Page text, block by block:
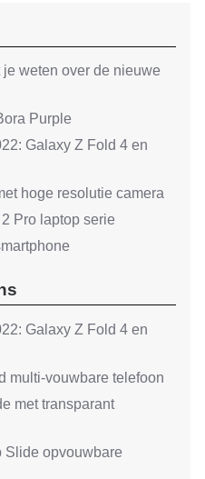
weten over de nieuwe
Purple
Galaxy Z Fold 4 en
hoge resolutie camera
Pro laptop serie
Galaxy Z Fold 4 en
multi-vouwbare telefoon
met transparant
Slide opvouwbare